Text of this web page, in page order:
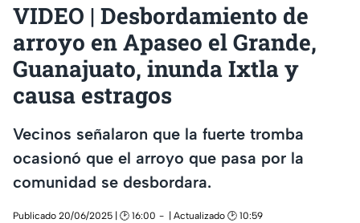
VIDEO | Desbordamiento de
arroyo en Apaseo el Grande,
Guanajuato, inunda Ixtla y
causa estragos
Vecinos señalaron que la fuerte tromba
ocasionó que el arroyo que pasa por la
comunidad se desbordara.
Publicado 20/06/2025 | 🕑 16:00
| Actualizado 🕑 10:59